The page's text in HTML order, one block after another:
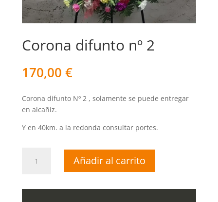
Corona difunto nº 2
170,00 €
Corona difunto Nº 2 , solamente se puede entregar
en alcañiz.
Y en 40km. a la redonda consultar portes.
difunto
Añadir al carrito